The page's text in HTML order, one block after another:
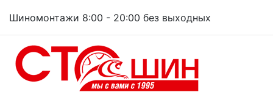
Шиномонтажи 8:00 - 20:00 без выходных